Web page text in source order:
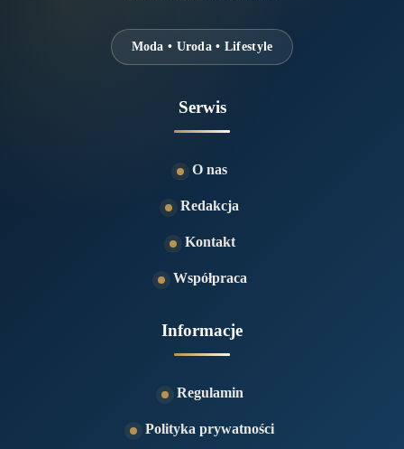
Moda • Uroda • Lifestyle
Serwis
O nas
Redakcja
Kontakt
Współpraca
Informacje
Regulamin
Polityka prywatności